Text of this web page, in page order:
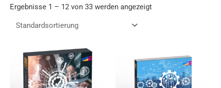
Ergebnisse 1 – 12 von 33 werden angezeigt
Produkt
weist
mehrere